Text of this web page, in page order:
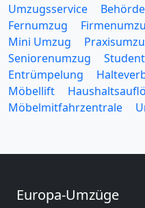
Umzugsservice
Fernumzug
Mini Umzug
Seniorenumzug
Entrümpelung
Möbellift
Möbelmitfahrzentrale
Europa-Umzüge